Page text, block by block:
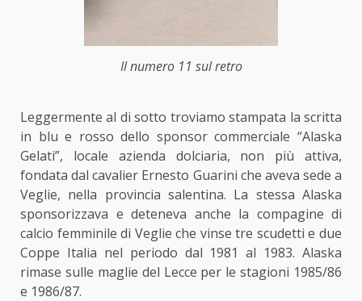
Il numero 11 sul retro
Leggermente al di sotto troviamo stampata la scritta
in blu e rosso dello sponsor commerciale “Alaska
Gelati”, locale azienda dolciaria, non più attiva,
fondata dal cavalier Ernesto Guarini che aveva sede a
Veglie, nella provincia salentina. La stessa Alaska
sponsorizzava e deteneva anche la compagine di
calcio femminile di Veglie che vinse tre scudetti e due
Coppe Italia nel periodo dal 1981 al 1983. Alaska
rimase sulle maglie del Lecce per le stagioni 1985/86
e 1986/87.